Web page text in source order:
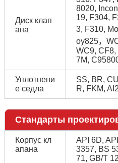
Диск клап
ана
8020,
19, F304,
3, F310,
oy825，
WC9, CF8,
7M,
Уплотнени
е седла
SS, BR,
R, FKM,
Стандарты
Корпус кл
апана
API 6D,
3357, BS
71, GB/T